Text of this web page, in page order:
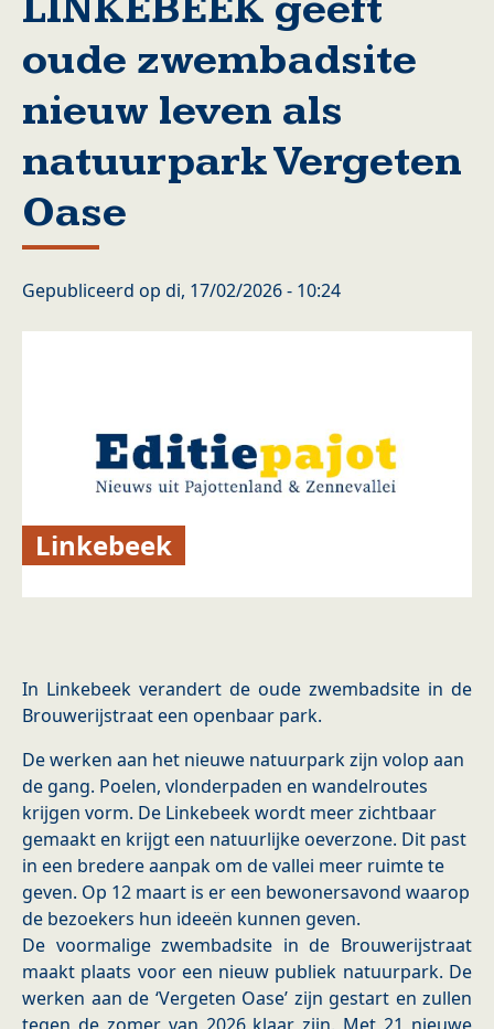
oude zwembadsite
nieuw leven als
natuurpark Vergeten
Oase
Gepubliceerd op di, 17/02/2026 - 10:24
Linkebeek
​In Linkebeek verandert de oude zwembadsite in de
Brouwerijstraat een openbaar park.
​De werken aan het nieuwe natuurpark zijn volop aan
de gang. Poelen, vlonderpaden en wandelroutes
krijgen vorm. De Linkebeek wordt meer zichtbaar
gemaakt en krijgt een natuurlijke oeverzone. Dit past
in een bredere aanpak om de vallei meer ruimte te
geven. Op 12 maart is er een bewonersavond waarop
de bezoekers hun ideeën kunnen geven.
​De voormalige zwembadsite in de Brouwerijstraat
maakt plaats voor een nieuw publiek natuurpark. De
werken aan de ‘Vergeten Oase’ zijn gestart en zullen